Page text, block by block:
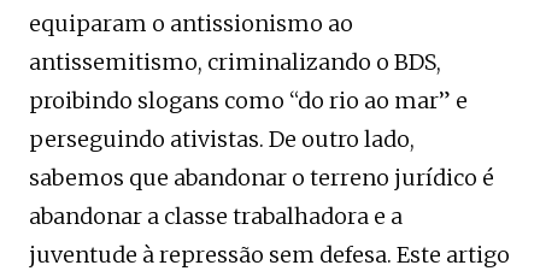
equiparam o antissionismo ao
antissemitismo, criminalizando o BDS,
proibindo slogans como “do rio ao mar” e
perseguindo ativistas. De outro lado,
sabemos que abandonar o terreno jurídico é
abandonar a classe trabalhadora e a
juventude à repressão sem defesa. Este artigo